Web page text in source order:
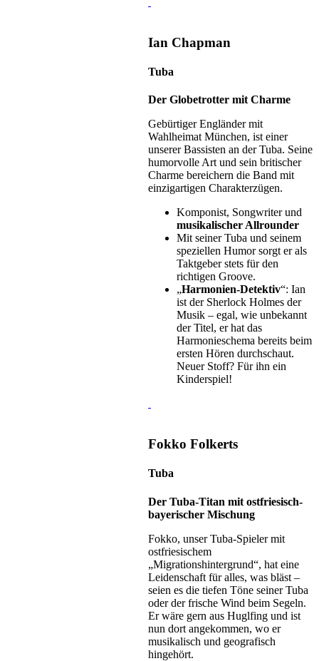
Ian Chapman
Tuba
Der Globetrotter mit Charme
Gebürtiger Engländer mit
Wahlheimat München, ist einer
unserer Bassisten an der Tuba. Seine
humorvolle Art und sein britischer
Charme bereichern die Band mit
einzigartigen Charakterzügen.
Komponist, Songwriter und
musikalischer Allrounder
Mit seiner Tuba und seinem
speziellen Humor sorgt er als
Taktgeber stets für den
richtigen Groove.
„Harmonien-Detektiv“: Ian
ist der Sherlock Holmes der
Musik – egal, wie unbekannt
der Titel, er hat das
Harmonieschema bereits beim
ersten Hören durchschaut.
Neuer Stoff? Für ihn ein
Kinderspiel!
Fokko Folkerts
Tuba
Der Tuba-Titan mit ostfriesisch-
bayerischer Mischung
Fokko, unser Tuba-Spieler mit
ostfriesischem
„Migrationshintergrund“, hat eine
Leidenschaft für alles, was bläst –
seien es die tiefen Töne seiner Tuba
oder der frische Wind beim Segeln.
Er wäre gern aus Huglfing und ist
nun dort angekommen, wo er
musikalisch und geografisch
hingehört.